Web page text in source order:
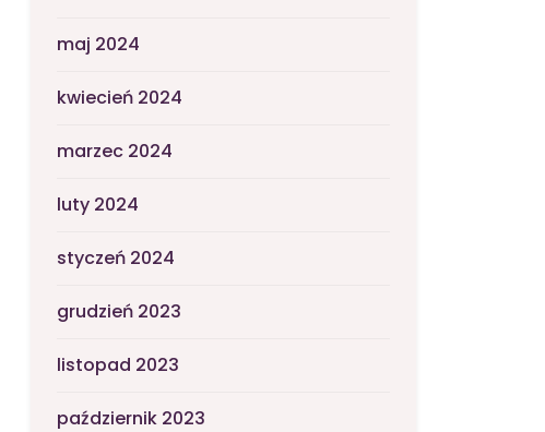
maj 2024
kwiecień 2024
marzec 2024
luty 2024
styczeń 2024
grudzień 2023
listopad 2023
październik 2023